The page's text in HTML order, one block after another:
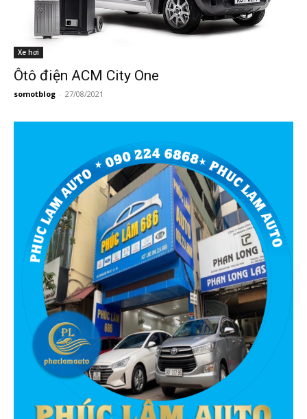
Xe hơi
Ôtô điện ACM City One
somotblog - 27/08/2021